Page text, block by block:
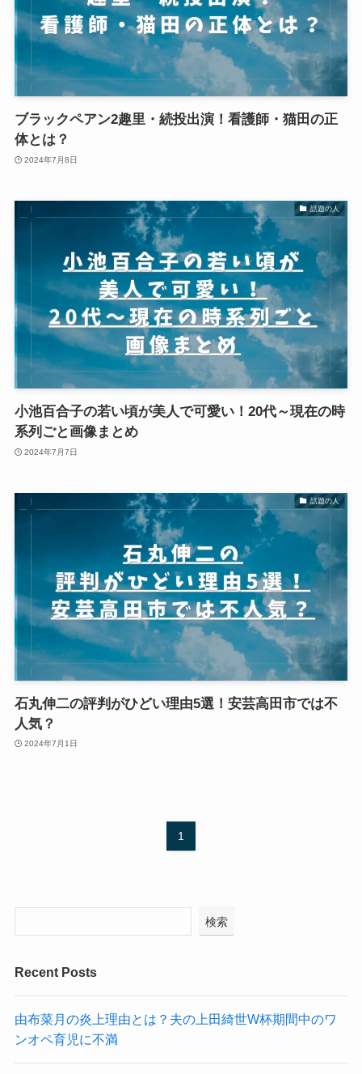
ブラックペアン2趣里・続投出演！看護師・猫田の正
体とは？
2024年7月8日
話題の人
小池百合子の若い頃が美人で可愛い！20代～現在の時
系列ごと画像まとめ
2024年7月7日
話題の人
石丸伸二の評判がひどい理由5選！安芸高田市では不
人気？
2024年7月1日
1
検索
Recent Posts
由布菜月の炎上理由とは？夫の上田綺世W杯期間中のワ
ンオペ育児に不満